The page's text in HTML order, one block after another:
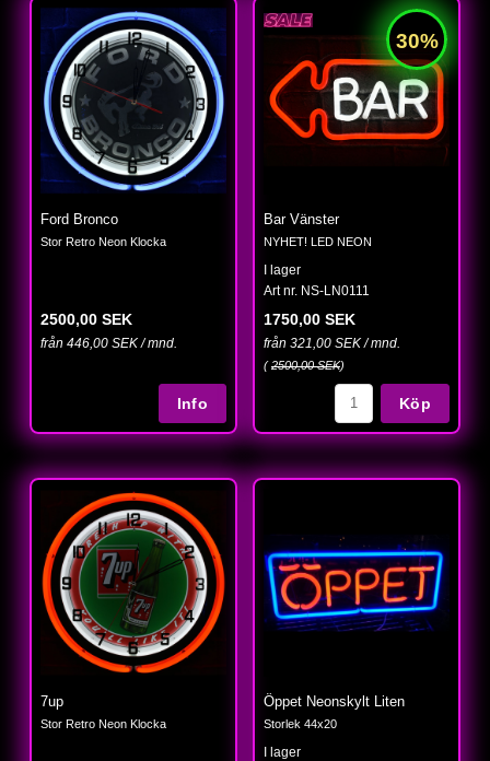
Ford Bronco
Stor Retro Neon Klocka
2500,00 SEK
från 446,00 SEK / mnd.
Bar Vänster
NYHET! LED NEON
I lager
Art nr. NS-LN0111
1750,00 SEK
från 321,00 SEK / mnd.
(2500,00 SEK)
Köp
7up
Stor Retro Neon Klocka
Öppet Neonskylt Liten
Storlek 44x20
I lager